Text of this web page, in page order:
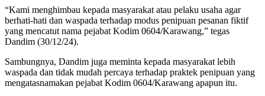
“Kami menghimbau kepada masyarakat atau pelaku usaha agar
berhati-hati dan waspada terhadap modus penipuan pesanan fiktif
yang mencatut nama pejabat Kodim 0604/Karawang,” tegas
Dandim (30/12/24).
Sambungnya, Dandim juga meminta kepada masyarakat lebih
waspada dan tidak mudah percaya terhadap praktek penipuan yang
mengatasnamakan pejabat Kodim 0604/Karawang apapun itu.